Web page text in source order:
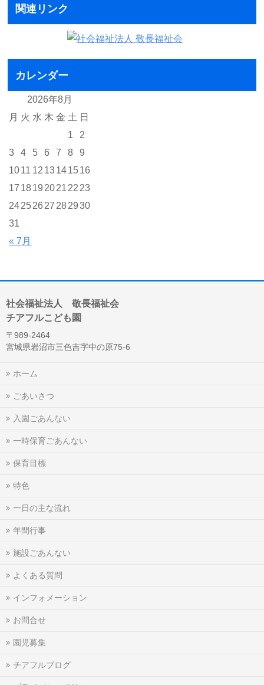
関連リンク
カレンダー
2026年8月
月 火 水 木 金 土 日
« 7月
1
2
3
4 5 6 7 8
9
1011 12 13141516
17 1819 2021 22 23
242526 27 2829 30
31
社会福祉法人 敬長福祉会
チアフルこども園
〒989-2464
宮城県岩沼市三色吉字中の原75-6
ホーム
ごあいさつ
入園ごあんない
一時保育ごあんない
保育目標
特色
一日の主な流れ
年間行事
施設ごあんない
よくある質問
インフォメーション
お問合せ
園児募集
チアフルブログ